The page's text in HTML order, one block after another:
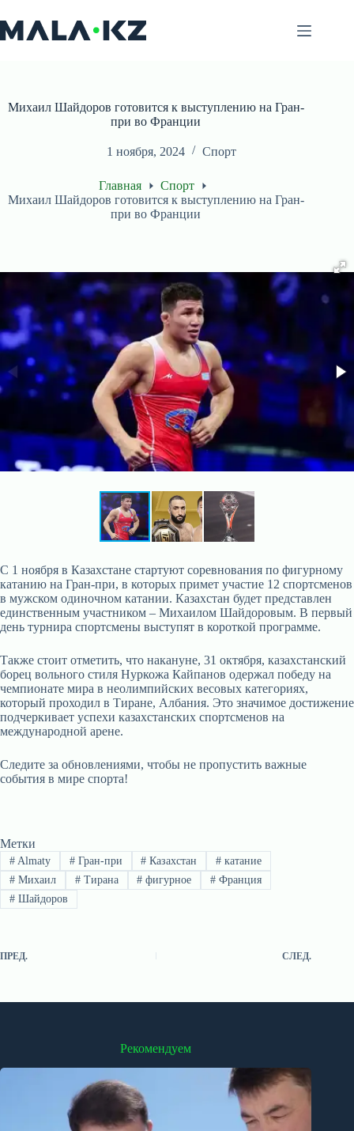
к
сути
Михаил Шайдоров готовится к выступлению на Гран-
при во Франции
1 ноября, 2024 Спорт
Главная
Спорт
Михаил Шайдоров готовится к выступлению на Гран-
при во Франции
С 1 ноября в Казахстане стартуют соревнования по фигурному
катанию на Гран-при, в которых примет участие 12 спортсменов
в мужском одиночном катании. Казахстан будет представлен
единственным участником – Михаилом Шайдоровым. В первый
день турнира спортсмены выступят в короткой программе.
Также стоит отметить, что накануне, 31 октября, казахстанский
борец вольного стиля Нуркожа Кайпанов одержал победу на
чемпионате мира в неолимпийских весовых категориях,
который проходил в Тиране, Албания. Это значимое достижение
подчеркивает успехи казахстанских спортсменов на
международной арене.
Следите за обновлениями, чтобы не пропустить важные
события в мире спорта!
Метки
#Almaty #Гран-при # Казахстан # катание
#Михаил #Тирана # фигурное # Франция
#Шайдоров
ПРЕД. СЛЕД.
Рекомендуем